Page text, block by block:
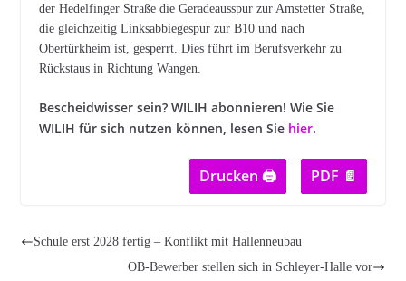
der Hedelfinger Straße die Geradeausspur zur Amstetter Straße,
die gleichzeitig Linksabbiegespur zur B10 und nach
Obertürkheim ist, gesperrt. Dies führt im Berufsverkehr zu
Rückstaus in Richtung Wangen.
Bescheidwisser sein? WILIH abonnieren! Wie Sie
WILIH für sich nutzen können, lesen Sie hier.
Drucken 🖨 PDF 📄
Schule erst 2028 fertig – Konflikt mit Hallenneubau
OB-Bewerber stellen sich in Schleyer-Halle vor